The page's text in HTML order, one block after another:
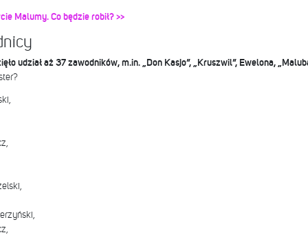
Malumy. Co będzie robił? >>
udział aż 37 zawodników, m.in. „Don Kasjo”, „Kruszwil”, Ewelona,